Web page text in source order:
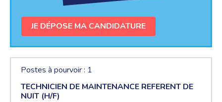
JE DÉPOSE MA CANDIDATURE
Postes à pourvoir : 1
TECHNICIEN DE MAINTENANCE REFERENT DE
NUIT (H/F)